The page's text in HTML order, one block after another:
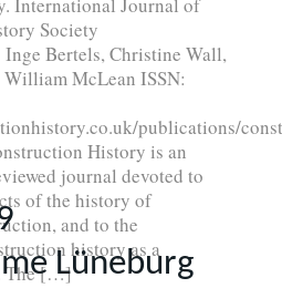
International Journal of
Society
Bertels, Christine Wall,
McLean ISSN:
publications/
History is an
journal devoted to
of the history of
and to the
history as a
The […]Lüneburg